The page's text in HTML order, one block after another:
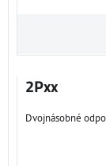
2Pxx
Dvojnásobné